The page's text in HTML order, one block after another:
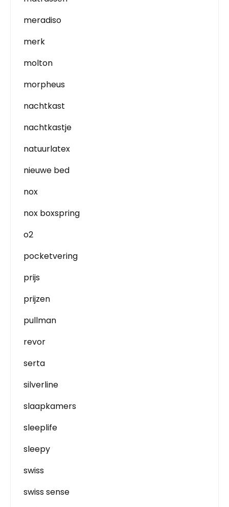
meradiso
merk
molton
morpheus
nachtkast
nachtkastje
natuurlatex
nieuwe bed
nox
nox boxspring
o2
pocketvering
prijs
prijzen
pullman
revor
serta
silverline
slaapkamers
sleeplife
sleepy
swiss
swiss sense